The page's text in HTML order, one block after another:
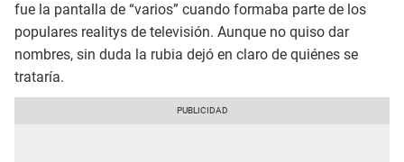
fue la pantalla de “varios” cuando formaba parte de los
populares realitys de televisión. Aunque no quiso dar
nombres, sin duda la rubia dejó en claro de quiénes se
trataría.